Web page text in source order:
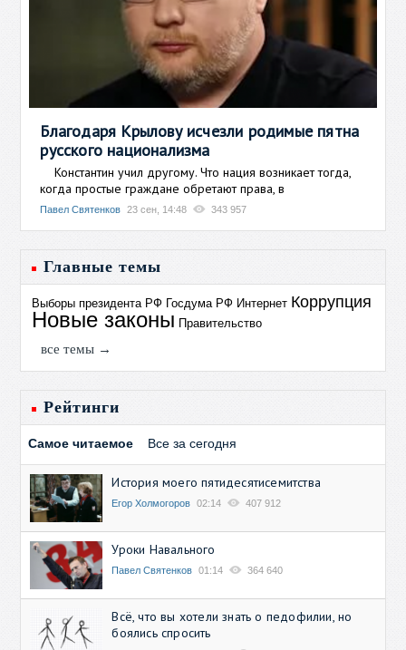
Благодаря Крылову исчезли родимые пятна
русского национализма
Константин учил другому. Что нация возникает тогда,
когда простые граждане обретают права, в
Павел Святенков 23 сен, 14:48 343 957
Главные темы
Выборы президента РФ Госдума РФ Интернет Коррупция
Новые законы Правительство
все темы →
Рейтинги
Самое читаемое Все за сегодня
История моего пятидесятисемитства
Егор Холмогоров 02:14 407 912
Уроки Навального
Павел Святенков 01:14 364 640
Всё, что вы хотели знать о педофилии, но
боялись спросить